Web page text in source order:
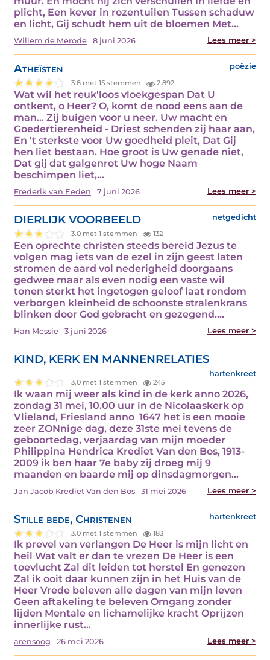
plicht, Een kever in rozentuilen Tussen schaduw
en licht, Gij schudt hem uit de bloemen Met…
Willem de Merode 8 juni 2026 Lees meer >
Atheïsten poëzie
3.8 met 15 stemmen 2.892
Wat wil het reuk'loos vloekgespan Dat U
ontkent, o Heer? O, komt de nood eens aan de
man... Zij buigen voor u neer. Uw macht en
Goedertierenheid - Driest schenden zij haar aan,
En 't sterkste voor Uw goedheid pleit, Dat Gij
hen liet bestaan. Hoe groot is Uw genade niet,
Dat gij dat galgenrot Uw hoge Naam
beschimpen liet,…
Frederik van Eeden 7 juni 2026 Lees meer >
DIERLIJK VOORBEELD netgedicht
3.0 met 1 stemmen 132
Een oprechte christen steeds bereid Jezus te
volgen mag iets van de ezel in zijn geest laten
stromen de aard vol nederigheid doorgaans
gedwee maar als even nodig een vaste wil
tonen sterkt het ingetogen geloof laat rondom
verborgen kleinheid de schoonste stralenkrans
blinken door God gebracht en gezegend.…
Han Messie 3 juni 2026 Lees meer >
KIND, KERK EN MANNENRELATIES
hartenkreet
3.0 met 1 stemmen 245
Ik waan mij weer als kind in de kerk anno 2026,
zondag 31 mei, 10.00 uur in de Nicolaaskerk op
Vlieland, Friesland anno 1647 het is een mooie
zeer ZONnige dag, deze 31ste mei tevens de
geboortedag, verjaardag van mijn moeder
Philippina Hendrica Krediet Van den Bos, 1913-
2009 ik ben haar 7e baby zij droeg mij 9
maanden en baarde mij op dinsdagmorgen…
Jan Jacob Krediet Van den Bos 31 mei 2026 Lees meer >
Stille bede, Christenen hartenkreet
3.0 met 1 stemmen 183
Ik prevel van verlangen De Heer is mijn licht en
heil Wat valt er dan te vrezen De Heer is een
toevlucht Zal dit leiden tot herstel En genezen
Zal ik ooit daar kunnen zijn in het Huis van de
Heer Vrede beleven alle dagen van mijn leven
Geen aftakeling te beleven Omgang zonder
lijden Mentale en lichamelijke kracht Oprijzen
innerlijke rust…
arensoog 26 mei 2026 Lees meer >